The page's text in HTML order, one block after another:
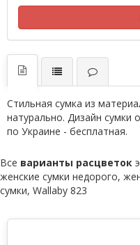
Стильная сумка из
натурально. Дизайн сумки
по Украине - бесплатная.
Все варианты расцветок
женские сумки недорого,
сумки, Wallaby 823